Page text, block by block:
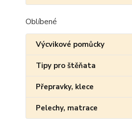
Oblíbené
Výcvikové pomůcky
Tipy pro štěňata
Přepravky, klece
Pelechy, matrace